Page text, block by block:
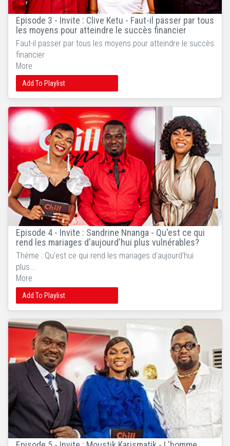
Episode 3 - Invite : Clive Ketu - Faut-il passer par tous
les moyens pour atteindre le succès financier
Faut-il passer par tous les moyens pour atteindre le succès
financier
More
Add To Playlist
Episode 4 - Invite : Sandrine Nnanga - Qu'est ce qui
rend les mariages d'aujourd'hui plus vulnérables?
Thème : Qu'est ce qui rend les mariages d'aujourd'hui
plus...
More
Add To Playlist